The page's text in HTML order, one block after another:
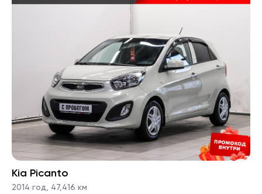
Kia Picanto
2014 год, 47,416 км